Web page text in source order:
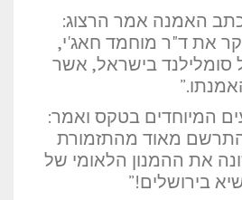
האמנה אמר הרצוג:
את ד"ר מוחמד חאג'י,
סומלילנד בישראל, אשר
המיוחדים בטקס ואמר:
מאוד מהתזמורת
את ההמנון הלאומי של
בירושלים!”